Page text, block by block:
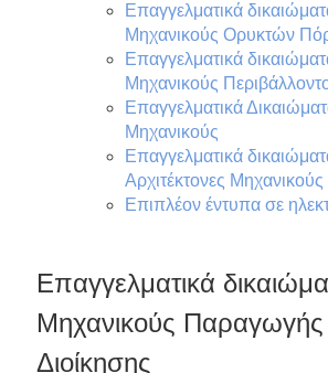
Επαγγελματικά
Μηχανικούς Ορυκτών
Επαγγελματικά
Μηχανικούς
Επαγγελματικά
Μηχανικούς
Επαγγελματικά
Αρχιτέκτονες Μηχανικούς
Επιπλέον έντυπα σε
Επαγγελματικά
Μηχανικούς Παραγωγής
Διοίκησης